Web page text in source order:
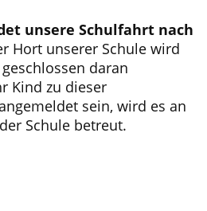
unsere Schulfahrt nach
Hort unserer Schule wird
daran
Kind zu dieser
sein, wird es an
Schule betreut.